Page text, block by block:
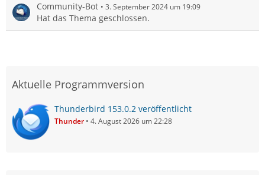
Community-Bot 3. September 2024 um 19:09
Hat das Thema geschlossen.
Aktuelle Programmversion
Thunderbird 153.0.2 veröffentlicht
Thunder 4. August 2026 um 22:28